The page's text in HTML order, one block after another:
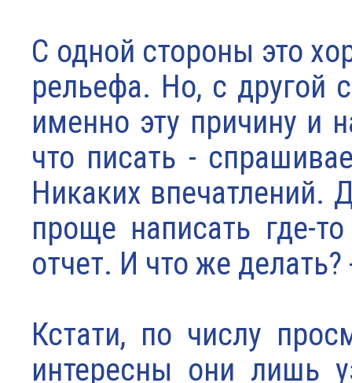
С одной стороны это
рельефа. Но, с другой
именно эту причину и
что писать -
Никаких впечатлений.
проще написать где-
отчет. И что же
Кстати, по числу
интересны они лишь